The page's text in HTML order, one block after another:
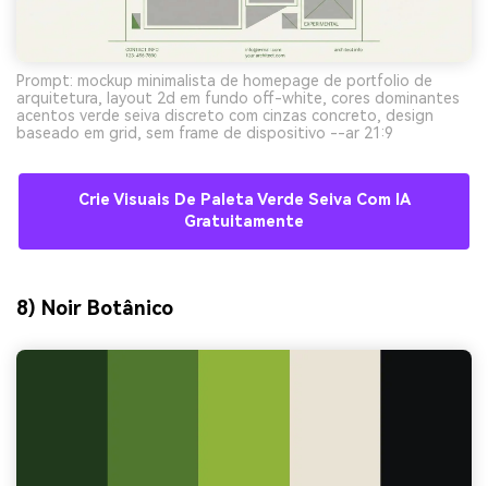
Prompt: mockup minimalista de homepage de portfolio de
arquitetura, layout 2d em fundo off-white, cores dominantes
acentos verde seiva discreto com cinzas concreto, design
baseado em grid, sem frame de dispositivo --ar 21:9
Crie Visuais De Paleta Verde Seiva Com IA
Gratuitamente
8) Noir Botânico